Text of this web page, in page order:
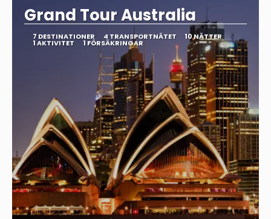
Grand Tour Australia
7 DESTINATIONER 4 TRANSPORTNÄTET 10 NÄTTER
1 AKTIVITET 1 FÖRSÄKRINGAR